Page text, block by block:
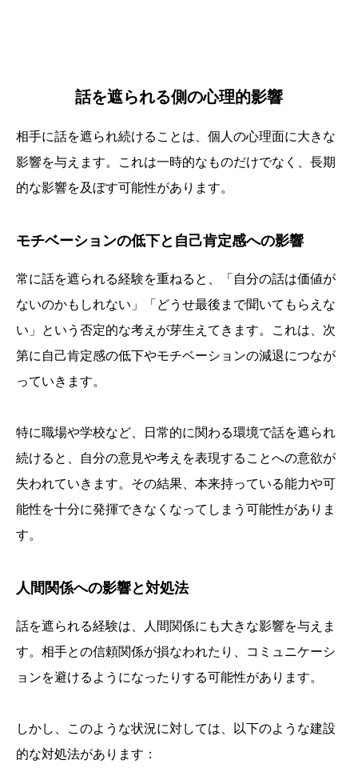
話を遮られる側の心理的影響
相手に話を遮られ続けることは、個人の心理面に大きな
影響を与えます。これは一時的なものだけでなく、長期
的な影響を及ぼす可能性があります。
モチベーションの低下と自己肯定感への影響
常に話を遮られる経験を重ねると、「自分の話は価値が
ないのかもしれない」「どうせ最後まで聞いてもらえな
い」という否定的な考えが芽生えてきます。これは、次
第に自己肯定感の低下やモチベーションの減退につなが
っていきます。
特に職場や学校など、日常的に関わる環境で話を遮られ
続けると、自分の意見や考えを表現することへの意欲が
失われていきます。その結果、本来持っている能力や可
能性を十分に発揮できなくなってしまう可能性がありま
す。
人間関係への影響と対処法
話を遮られる経験は、人間関係にも大きな影響を与えま
す。相手との信頼関係が損なわれたり、コミュニケーシ
ョンを避けるようになったりする可能性があります。
しかし、このような状況に対しては、以下のような建設
的な対処法があります：